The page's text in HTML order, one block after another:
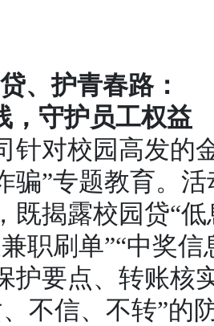
、护青春路：
，守护员工权益
对校园高发的
骗”专题教育。
揭露校园贷“低
职刷单”“中奖信
护要点、转账核
不信、不转”的